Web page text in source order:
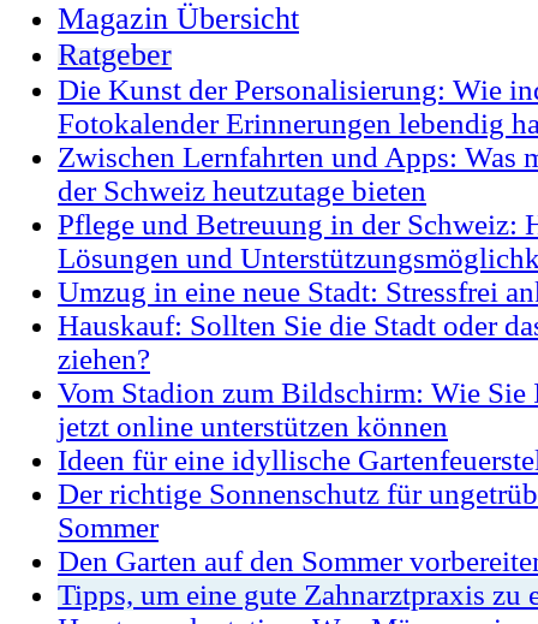
Magazin Übersicht
Ratgeber
Die Kunst der Personalisierung: Wie
Fotokalender Erinnerungen lebendig
Zwischen Lernfahrten und Apps: Was
der Schweiz heutzutage bieten
Pflege und Betreuung in der Schweiz:
Lösungen und
Umzug in eine neue Stadt: Stressfrei
Hauskauf: Sollten Sie die Stadt oder
ziehen?
Vom Stadion zum Bildschirm: Wie Sie
jetzt online unterstützen können
Ideen für eine idyllische
Der richtige Sonnenschutz für
Sommer
Den Garten auf den Sommer
Tipps, um eine gute Zahnarztpraxis zu